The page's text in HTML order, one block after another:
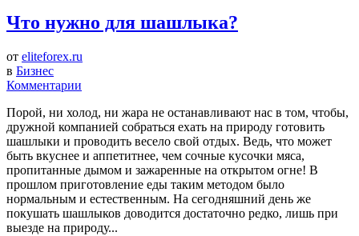
Что нужно для шашлыка?
от eliteforex.ru
в Бизнес
Комментарии
Порой, ни холод, ни жара не останавливают нас в том, чтобы,
дружной компанией собраться ехать на природу готовить
шашлыки и проводить весело свой отдых. Ведь, что может
быть вкуснее и аппетитнее, чем сочные кусочки мяса,
пропитанные дымом и зажаренные на открытом огне! В
прошлом приготовление еды таким методом было
нормальным и естественным. На сегодняшний день же
покушать шашлыков доводится достаточно редко, лишь при
выезде на природу...